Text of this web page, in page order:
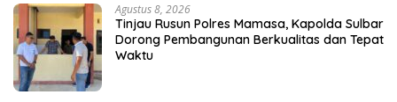
Agustus 8, 2026
Tinjau Rusun Polres Mamasa, Kapolda Sulbar
Dorong Pembangunan Berkualitas dan Tepat
Waktu